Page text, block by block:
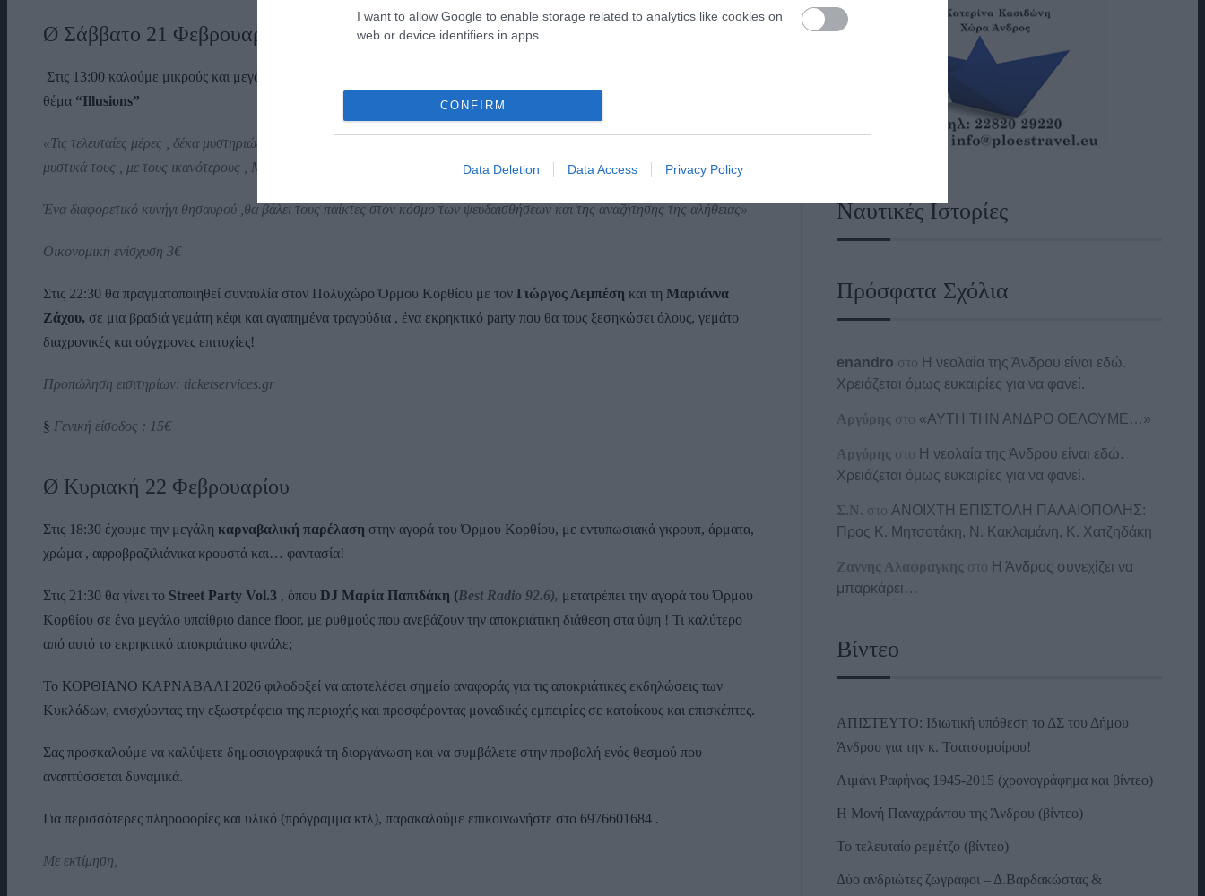
I want to allow Google to enable storage related to analytics like cookies on
web or device identifiers in apps.
CONFIRM
Data Deletion Data Access Privacy Policy
Ø Σάββατο 21 Φεβρουαρίου
Στις 13:00 καλούμε μικρούς και μεγάλους , για μία ακόμη χρονιά , στο Κυνήγι Θησαυρού στην Πλατεία Όρμου Κορθίου με
θέμα “Illusions”
«Τις τελευταίες μέρες , δέκα μυστηριώδεις ταξιδιώτες ,έκαναν την εμφάνιση τους στο Κόρθι και θέλουν να μοιραστούν τα
μυστικά τους , με τους ικανότερους , ΜΟΝΟ!
Ένα διαφορετικό κυνήγι θησαυρού ,θα βάλει τους παίκτες στον κόσμο των ψευδαισθήσεων και της αναζήτησης της αλήθειας»
Οικονομική ενίσχυση 3€
Στις 22:30 θα πραγματοποιηθεί συναυλία στον Πολυχώρο Όρμου Κορθίου με τον Γιώργος Λεμπέση και τη Μαριάννα
Ζάχου, σε μια βραδιά γεμάτη κέφι και αγαπημένα τραγούδια , ένα εκρηκτικό party που θα τους ξεσηκώσει όλους, γεμάτο
διαχρονικές και σύγχρονες επιτυχίες!
Προπώληση εισιτηρίων: ticketservices.gr
§ Γενική είσοδος : 15€
Ø Κυριακή 22 Φεβρουαρίου
Στις 18:30 έχουμε την μεγάλη καρναβαλική παρέλαση στην αγορά του Όρμου Κορθίου, με εντυπωσιακά γκρουπ, άρματα,
χρώμα , αφροβραζιλιάνικα κρουστά και… φαντασία!
Στις 21:30 θα γίνει το Street Party Vol.3 , όπου DJ Μαρία Παπιδάκη (Best Radio 92.6), μετατρέπει την αγορά του Όρμου
Κορθίου σε ένα μεγάλο υπαίθριο dance floor, με ρυθμούς που ανεβάζουν την αποκριάτικη διάθεση στα ύψη ! Τι καλύτερο
από αυτό το εκρηκτικό αποκριάτικο φινάλε;
Το ΚΟΡΘΙΑΝΟ ΚΑΡΝΑΒΑΛΙ 2026 φιλοδοξεί να αποτελέσει σημείο αναφοράς για τις αποκριάτικες εκδηλώσεις των
Κυκλάδων, ενισχύοντας την εξωστρέφεια της περιοχής και προσφέροντας μοναδικές εμπειρίες σε κατοίκους και επισκέπτες.
Σας προσκαλούμε να καλύψετε δημοσιογραφικά τη διοργάνωση και να συμβάλετε στην προβολή ενός θεσμού που
αναπτύσσεται δυναμικά.
Για περισσότερες πληροφορίες και υλικό (πρόγραμμα κτλ), παρακαλούμε επικοινωνήστε στο 6976601684 .
Με εκτίμηση,
Ναυτικές Ιστορίες
Πρόσφατα Σχόλια
enandro στο Η νεολαία της Άνδρου είναι εδώ.
Χρειάζεται όμως ευκαιρίες για να φανεί.
Αργύρης στο «ΑΥΤΗ ΤΗΝ ΑΝΔΡΟ ΘΕΛΟΥΜΕ…»
Αργύρης στο Η νεολαία της Άνδρου είναι εδώ.
Χρειάζεται όμως ευκαιρίες για να φανεί.
Σ.Ν. στοΑΝΟΙΧΤΗ ΕΠΙΣΤΟΛΗ ΠΑΛΑΙΟΠΟΛΗΣ:
Προς K. Μητσοτάκη, N. Κακλαμάνη, K. Χατζηδάκη
Ζαννης Αλαφραγκης στο Η Άνδρος συνεχίζει να
μπαρκάρει…
Βίντεο
ΑΠΙΣΤΕΥΤΟ: Ιδιωτική υπόθεση το ΔΣ του Δήμου
Άνδρου για την κ. Τσατσομοίρου!
Λιμάνι Ραφήνας 1945-2015 (χρονογράφημα και βίντεο)
Η Μονή Παναχράντου της Άνδρου (βίντεο)
Το τελευταίο ρεμέτζο (βίντεο)
Δύο ανδριώτες ζωγράφοι – Δ.Βαρδακώστας &